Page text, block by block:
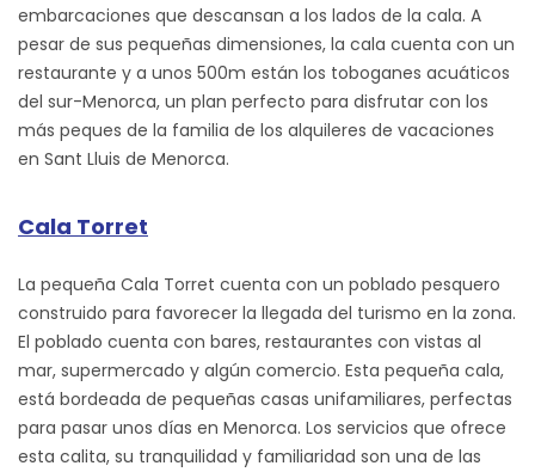
embarcaciones que descansan a los lados de la cala. A
pesar de sus pequeñas dimensiones, la cala cuenta con un
restaurante y a unos 500m están los toboganes acuáticos
del sur-Menorca, un plan perfecto para disfrutar con los
más peques de la familia de los alquileres de vacaciones
en Sant Lluis de Menorca.
Cala Torret
La pequeña Cala Torret cuenta con un poblado pesquero
construido para favorecer la llegada del turismo en la zona.
El poblado cuenta con bares, restaurantes con vistas al
mar, supermercado y algún comercio. Esta pequeña cala,
está bordeada de pequeñas casas unifamiliares, perfectas
para pasar unos días en Menorca. Los servicios que ofrece
esta calita, su tranquilidad y familiaridad son una de las